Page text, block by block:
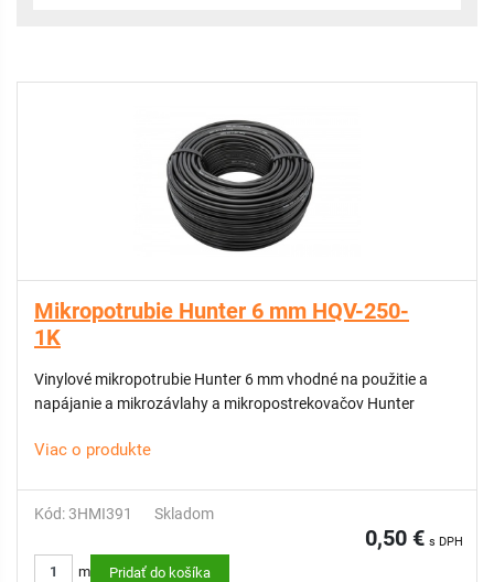
Mikropotrubie Hunter 6 mm HQV-250-
1K
Vinylové mikropotrubie Hunter 6 mm vhodné na použitie a
napájanie a mikrozávlahy a mikropostrekovačov Hunter
Viac o produkte
Kód: 3HMI391 Skladom
0,50 € s DPH
m Pridať do košíka